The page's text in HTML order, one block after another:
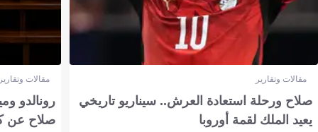
مقالات وتقارير
صلاح ورحلة استعادة العرش.. سيناريو تاريخي
يعيد الملك لقمة أوروبا
مقالات
رونالدو
صلاح عن